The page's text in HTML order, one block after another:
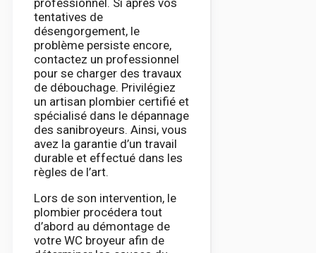
tentatives de
désengorgement, le
problème persiste encore,
contactez un professionnel
pour se charger des travaux
de débouchage. Privilégiez
un artisan plombier certifié et
spécialisé dans le dépannage
des sanibroyeurs. Ainsi, vous
avez la garantie d’un travail
durable et effectué dans les
règles de l’art.
Lors de son intervention, le
plombier procédera tout
d’abord au démontage de
votre WC broyeur afin de